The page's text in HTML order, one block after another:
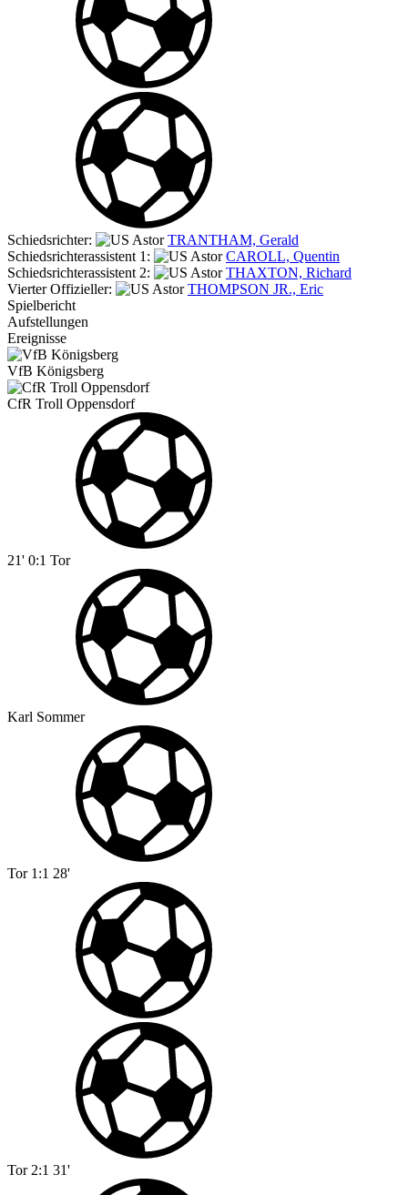
Schiedsrichter:
TRANTHAM, Gerald
Schiedsrichterassistent 1:
CAROLL, Quentin
Schiedsrichterassistent 2:
THAXTON, Richard
Vierter Offizieller:
THOMPSON JR., Eric
Spielbericht
Aufstellungen
Ereignisse
VfB Königsberg
CfR Troll Oppensdorf
21' 0:1 Tor
Karl Sommer
Tor 1:1 28'
Tor 2:1 31'